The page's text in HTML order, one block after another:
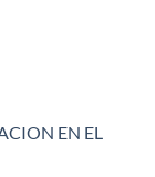
EN EL